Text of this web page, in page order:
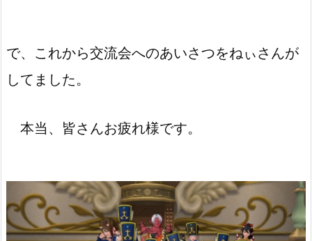
で、これから交流会へのあいさつをねぃさんが
してました。
本当、皆さんお疲れ様です。